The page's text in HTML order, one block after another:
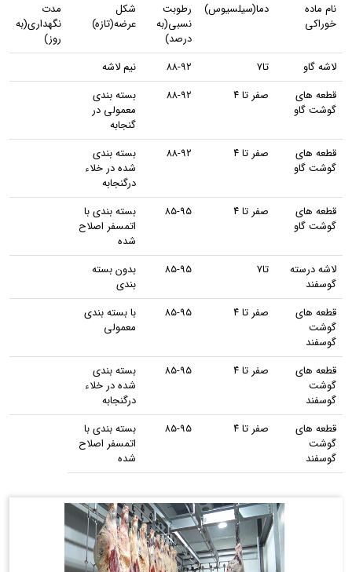
نام ماده
خوراکی
دما(سیلسیوس)
رطوبت
نسبی(به
درصد)
شکل
عرضه(تازه)
مدت
نگهداری(به
روز)
لاشه گاو
تا۷ ۸۸-۹۲
نیم لاشه
قطعه های
گوشت گاو
صفر تا ۴ ۸۸-۹۲
بسته بندی
معمولی در
گنجابه
قطعه های
گوشت گاو
صفر تا ۴ ۸۸-۹۲
بسته بندی
شده در خلاء
درگنجابه
قطعه های
گوشت گاو
صفر تا ۴ ۸۵-۹۵
بسته بندی با
اتمسفر اصلاح
شده
لاشه درسته
گوسفند
تا۷ ۸۵-۹۵
بدون بسته
بندی
قطعه های
گوشت
گوسفند
صفر تا ۴ ۸۵-۹۵
با بسته بندی
معمولی
قطعه های
گوشت
گوسفند
صفر تا ۴ ۸۵-۹۵
بسته بندی
شده در خلاء
درگنجابه
قطعه های
گوشت
گوسفند
صفر تا ۴ ۸۵-۹۵
بسته بندی با
اتمسفر اصلاح
شده